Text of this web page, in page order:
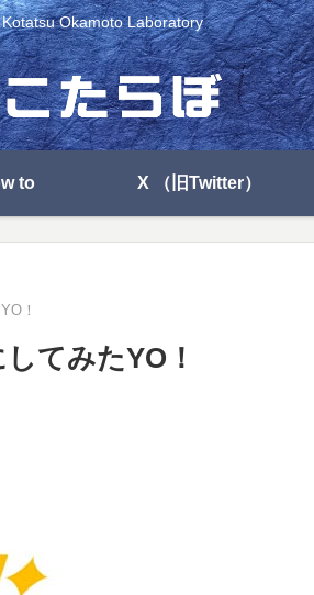
Kotatsu Okamoto Laboratory
to X （旧Twitter）
！
てみたYO！